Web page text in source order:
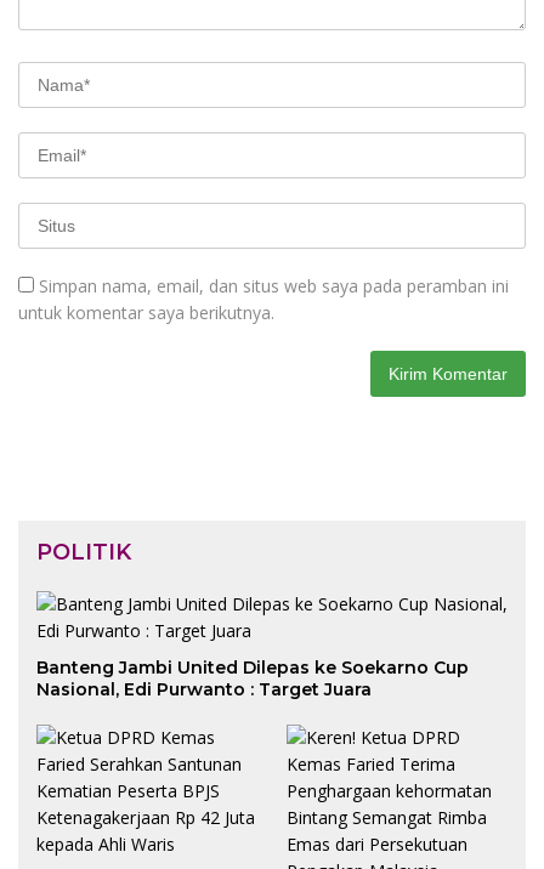
Simpan nama, email, dan situs web saya pada peramban ini
untuk komentar saya berikutnya.
POLITIK
Banteng Jambi United Dilepas ke Soekarno Cup
Nasional, Edi Purwanto : Target Juara